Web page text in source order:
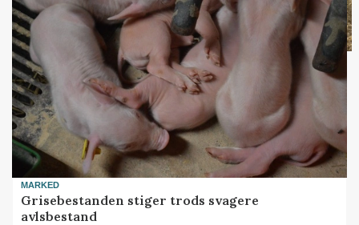
MARKED
Grisebestanden stiger trods svagere
avlsbestand